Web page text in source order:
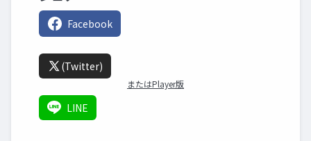
Facebook
(Twitter)
またはPlayer版
LINE